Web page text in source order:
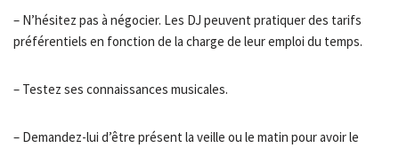
– N’hésitez pas à négocier. Les DJ peuvent pratiquer des tarifs
préférentiels en fonction de la charge de leur emploi du temps.
– Testez ses connaissances musicales.
– Demandez-lui d’être présent la veille ou le matin pour avoir le